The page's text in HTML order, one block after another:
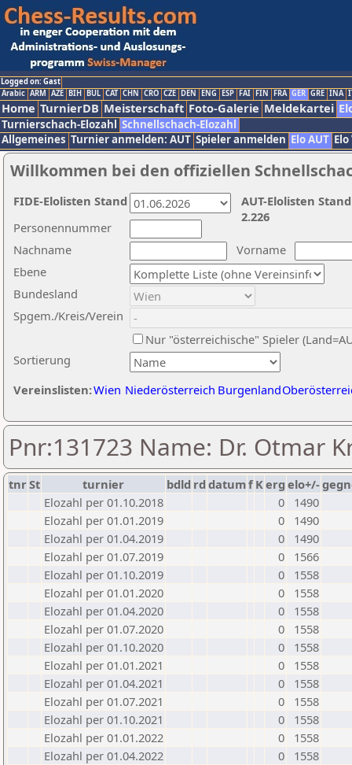
Logged on: Gast
Arabic ARM AZE BIH BUL CAT CHN CRO CZE DEN ENG ESP FAI FIN FRA GER GRE INA
Home TurnierDB Meisterschaft Foto-Galerie Meldekartei
Turnierschach-Elozahl Schnellschach-Elozahl
Allgemeines Turnier anmelden: AUT Spieler anmelden Elo AUT
Willkommen bei den offiziellen
Nachname
Vorname
Ebene
Sortierung
Personennummer
Bundesland
Spgem./Kreis/Verein
Nur "österreichische" Spieler
Vereinslisten:Wien Niederösterreich Burgenland
AUT-Elolisten
2.226
FIDE-Elolisten Stand
Pnr:131723 Name: Dr. Otmar
tnrSt turnier bdld rd datumf Kerg elo+/-
Elozahl per 01.10.2018
0
1490
Elozahl per 01.01.2019
0
1490
Elozahl per 01.04.2019
0
1490
Elozahl per 01.07.2019
0
1566
Elozahl per 01.10.2019
0
1558
Elozahl per 01.01.2020
0
1558
Elozahl per 01.04.2020
0
1558
Elozahl per 01.07.2020
0
1558
Elozahl per 01.10.2020
0
1558
Elozahl per 01.01.2021
0
1558
Elozahl per 01.04.2021
0
1558
Elozahl per 01.07.2021
0
1558
Elozahl per 01.10.2021
0
1558
Elozahl per 01.01.2022
0
1558
Elozahl per 01.04.2022
0
1558